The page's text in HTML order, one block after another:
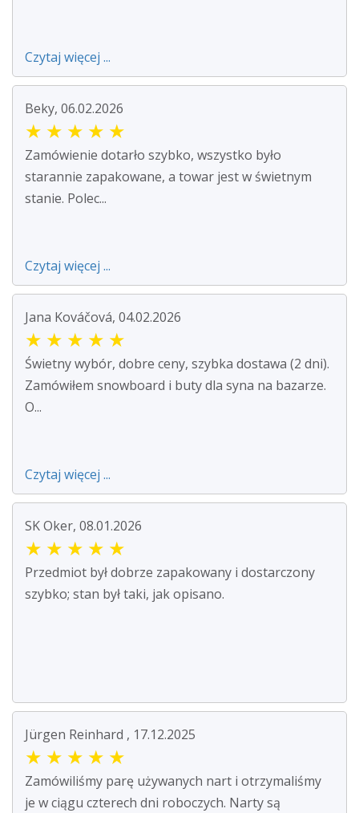
Czytaj więcej ...
Beky, 06.02.2026
★ ★ ★ ★ ★
Zamówienie dotarło szybko, wszystko było
starannie zapakowane, a towar jest w świetnym
stanie. Polec...
Czytaj więcej ...
Jana Kováčová, 04.02.2026
★ ★ ★ ★ ★
Świetny wybór, dobre ceny, szybka dostawa (2 dni).
Zamówiłem snowboard i buty dla syna na bazarze.
O...
Czytaj więcej ...
SK Oker, 08.01.2026
★ ★ ★ ★ ★
Przedmiot był dobrze zapakowany i dostarczony
szybko; stan był taki, jak opisano.
Jürgen Reinhard , 17.12.2025
★ ★ ★ ★ ★
Zamówiliśmy parę używanych nart i otrzymaliśmy
je w ciągu czterech dni roboczych. Narty są